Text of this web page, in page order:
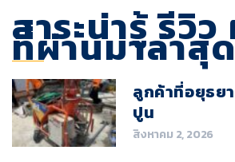
สาระน่ารู้ รีวิ
ที่ผ่านมาล่าสุ
สิงหาคม 2, 2026
ลูกค้าที่อยุธย
ปูน